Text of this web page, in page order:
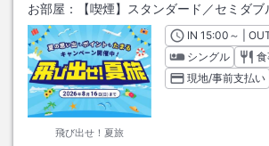
お部屋： 【喫煙】スタンダード／セミダブ
飛び出せ！夏旅
INチェックイン
15:00 ～ |
シングル
現地/事前支払い